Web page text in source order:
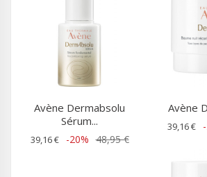
Avène Dermabsolu
Sérum...
39,16 € -20% 48,95 €
Avène
39,16 €